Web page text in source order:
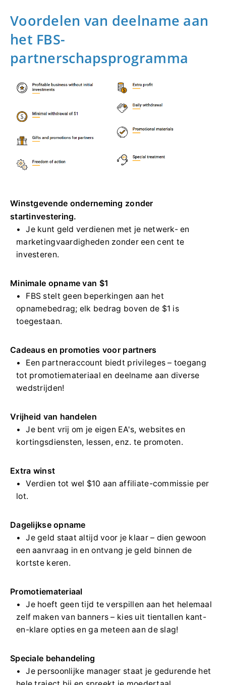
Voordelen van deelname aan
het FBS-
partnerschapsprogramma
Winstgevende onderneming zonder
startinvestering.
Je kunt geld verdienen met je netwerk- en
marketingvaardigheden zonder een cent te
investeren.
Minimale opname van $1
FBS stelt geen beperkingen aan het
opnamebedrag; elk bedrag boven de $1 is
toegestaan.
Cadeaus en promoties voor partners
Een partneraccount biedt privileges – toegang
tot promotiemateriaal en deelname aan diverse
wedstrijden!
Vrijheid van handelen
Je bent vrij om je eigen EA's, websites en
kortingsdiensten, lessen, enz. te promoten.
Extra winst
Verdien tot wel $10 aan affiliate-commissie per
lot.
Dagelijkse opname
Je geld staat altijd voor je klaar – dien gewoon
een aanvraag in en ontvang je geld binnen de
kortste keren.
Promotiemateriaal
Je hoeft geen tijd te verspillen aan het helemaal
zelf maken van banners – kies uit tientallen kant-
en-klare opties en ga meteen aan de slag!
Speciale behandeling
Je persoonlijke manager staat je gedurende het